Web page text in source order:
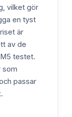
vilket gör
en tyst
är
av de
testet.
som
passar